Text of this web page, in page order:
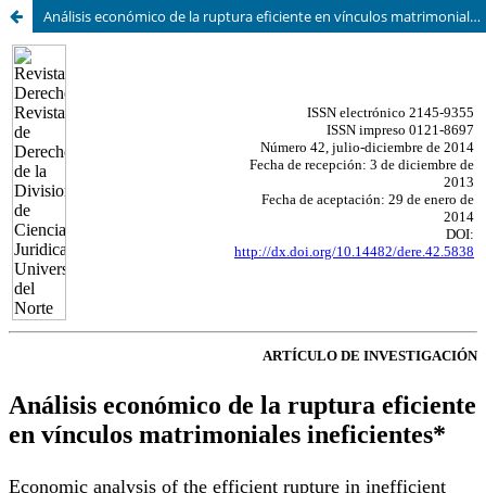
Análisis económico de la ruptura eficiente en vínculos matrimoniales ineficientes